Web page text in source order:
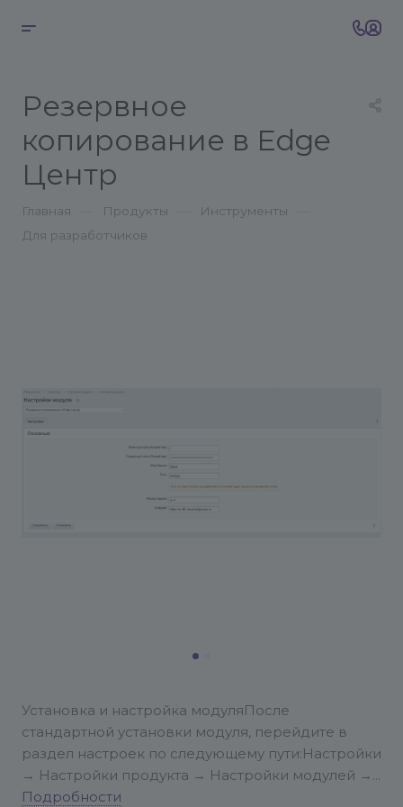
Резервное
копирование в Edge
Центр
Главная Продукты Инструменты
Для разработчиков
Установка и настройка модуляПосле
стандартной установки модуля, перейдите в
раздел настроек по следующему пути:Настройки
→ Настройки продукта → Настройки модулей →
Резервное копирование в Edge Центр
Подробности